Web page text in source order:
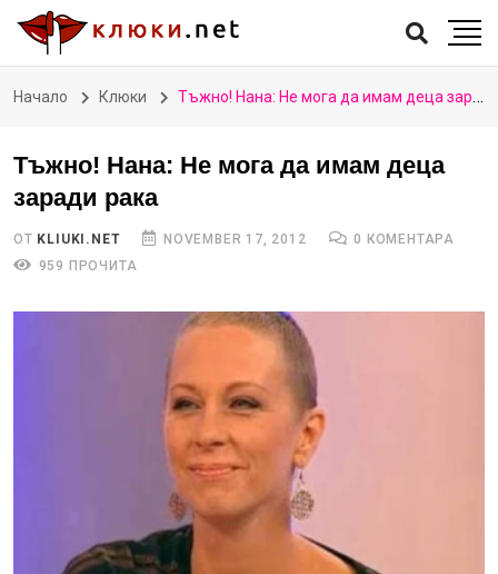
Начало Клюки Тъжно! Нана: Не мога да имам деца заради рака
Тъжно! Нана: Не мога да имам деца
заради рака
ОТ KLIUKI.NET NOVEMBER 17, 2012
0 КОМЕНТАРА
959 ПРОЧИТА